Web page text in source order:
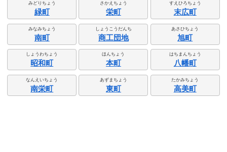
みどりちょう
緑町
さかえちょう
栄町
すえひろちょう
末広町
みなみちょう
南町
しょうこうだんち
商工団地
あさひちょう
旭町
しょうわちょう
昭和町
ほんちょう
本町
はちまんちょう
八幡町
なんえいちょう
南栄町
あずまちょう
東町
たかみちょう
高美町